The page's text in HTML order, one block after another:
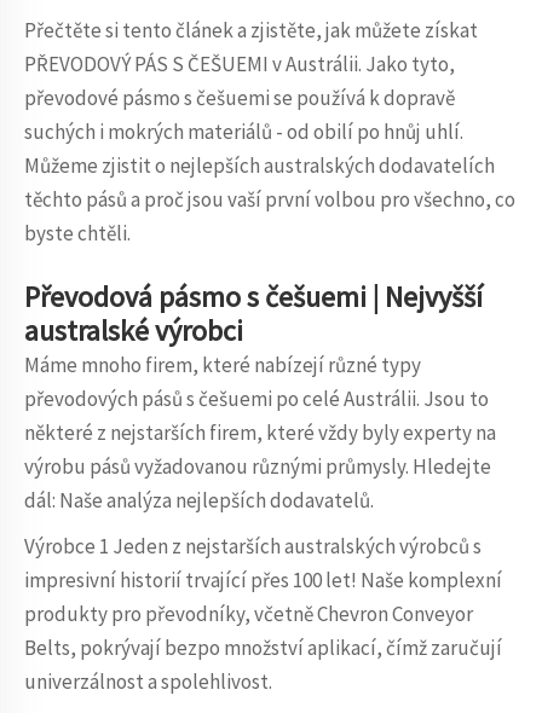
Přečtěte si tento článek a zjistěte, jak můžete získat
PŘEVODOVÝ PÁS S ČEŠUEMI v Austrálii. Jako tyto,
převodové pásmo s češuemi se používá k dopravě
suchých i mokrých materiálů - od obilí po hnůj uhlí.
Můžeme zjistit o nejlepších australských dodavatelích
těchto pásů a proč jsou vaší první volbou pro všechno, co
byste chtěli.
Převodová pásmo s češuemi | Nejvyšší
australské výrobci
Máme mnoho firem, které nabízejí různé typy
převodových pásů s češuemi po celé Austrálii. Jsou to
některé z nejstarších firem, které vždy byly experty na
výrobu pásů vyžadovanou různými průmysly. Hledejte
dál: Naše analýza nejlepších dodavatelů.
Výrobce 1 Jeden z nejstarších australských výrobců s
impresivní historií trvající přes 100 let! Naše komplexní
produkty pro převodníky, včetně Chevron Conveyor
Belts, pokrývají bezpo množství aplikací, čímž zaručují
univerzálnost a spolehlivost.